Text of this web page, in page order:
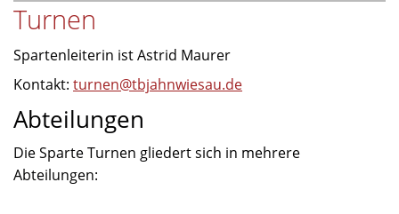
Turnen
Spartenleiterin ist Astrid Maurer
Kontakt: turnen@tbjahnwiesau.de
Abteilungen
Die Sparte Turnen gliedert sich in mehrere
Abteilungen: